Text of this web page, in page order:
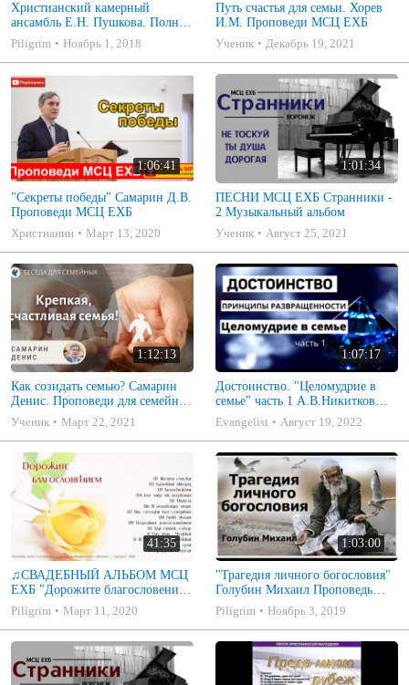
Христианский камерный
ансамбль Е.Н. Пушкова. Полное
собрание
Piligrim Ноябрь 1, 2018
Путь счастья для семьи. Хорев
И.М. Проповеди МСЦ ЕХБ
Ученик
Декабрь 19, 2021
1:06:41
"Секреты победы" Самарин Д.В.
Проповеди МСЦ ЕХБ
Христианин
Март 13, 2020
1:01:34
ПЕСНИ МСЦ ЕХБ Странники -
2 Музыкальный альбом
Ученик
Август 25, 2021
1:12:13
Как созидать семью? Самарин
Денис. Проповеди для семейных
МСЦ ЕХБ
Ученик Март 22, 2021
1:07:17
Достоинство. "Целомудрие в
семье" часть 1 А.В.Никитков
Беседа для семейных МСЦ ЕХБ
Evangelist Август 19, 2022
41:35
♫СВАДЕБНЫЙ АЛЬБОМ МСЦ
ЕХБ "Дорожите благословением
- Христианские песни.
Музыкальный диск. Псалмы
Piligrim Март 11, 2020
1:03:00
"Трагедия личного богословия"
Голубин Михаил Проповедь
2019
Piligrim Ноябрь 3, 2019